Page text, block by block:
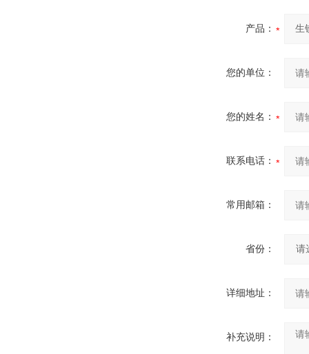
产品：
您的单位：
您的姓名：
联系电话：
常用邮箱：
省份：
详细地址：
补充说明：